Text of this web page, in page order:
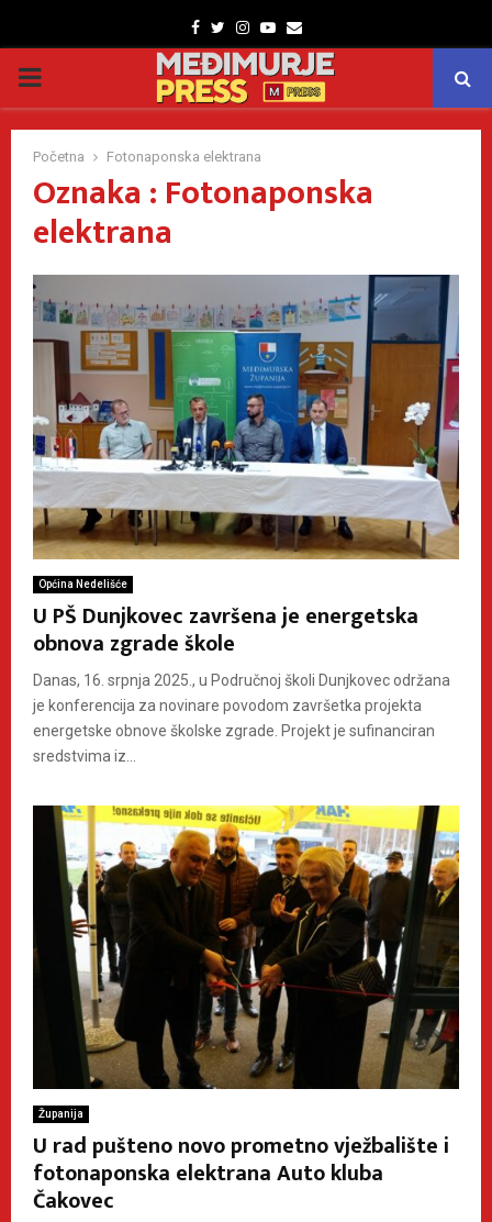
Facebook
TwitterInstagram
Youtube
Email
PRIMARY
MENU
Početna Fotonaponska elektrana
Oznaka : Fotonaponska
elektrana
Općina Nedelišće
U PŠ Dunjkovec završena je energetska
obnova zgrade škole
Danas, 16. srpnja 2025., u Područnoj školi Dunjkovec održana
je konferencija za novinare povodom završetka projekta
energetske obnove školske zgrade. Projekt je sufinanciran
sredstvima iz...
Županija
U rad pušteno novo prometno vježbalište i
fotonaponska elektrana Auto kluba
Čakovec